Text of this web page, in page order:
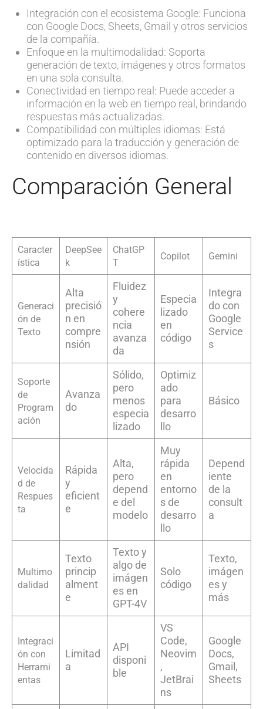
Integración con el ecosistema Google: Funciona
con Google Docs, Sheets, Gmail y otros servicios
de la compañía.
Enfoque en la multimodalidad: Soporta
generación de texto, imágenes y otros formatos
en una sola consulta.
Conectividad en tiempo real: Puede acceder a
información en la web en tiempo real, brindando
respuestas más actualizadas.
Compatibilidad con múltiples idiomas: Está
optimizado para la traducción y generación de
contenido en diversos idiomas.
Comparación General
Caracter
ística
DeepSee
k
ChatGP
T
Copilot Gemini
Generaci
ón de
Texto
Alta
precisió
n en
compre
nsión
Fluidez
y
cohere
ncia
avanza
da
Especia
lizado
en
código
Integra
do con
Google
Service
s
Soporte
de
Program
ación
Avanza
do
Sólido,
pero
menos
especia
lizado
Optimiz
ado
para
desarro
llo
Básico
Velocida
d de
Respues
ta
Rápida
y
eficient
e
Alta,
pero
depend
e del
modelo
Muy
rápida
en
entorno
s de
desarro
llo
Depend
iente
de la
consult
a
Multimo
dalidad
Texto
princip
alment
e
Texto y
algo de
imágen
es en
GPT-4V
Solo
código
Texto,
imágen
es y
más
Integraci
ón con
Herrami
entas
Limitad
a
API
disponi
ble
VS
Code,
Neovim
,
JetBrai
ns
Google
Docs,
Gmail,
Sheets